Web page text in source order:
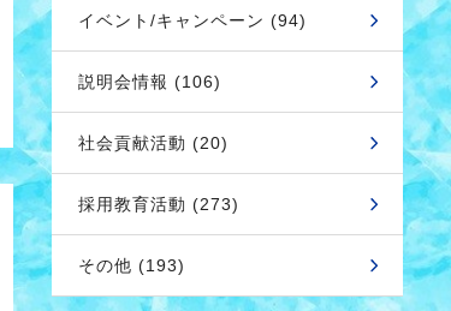
イベント/キャンペーン (94)
説明会情報 (106)
社会貢献活動 (20)
採用教育活動 (273)
その他 (193)